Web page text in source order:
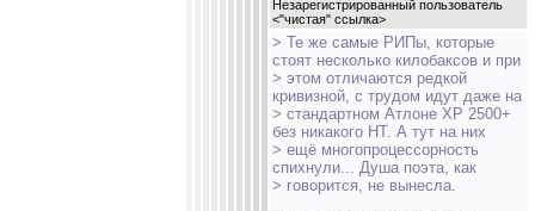
Незарегистрированный пользователь
<"чистая" ссылка>
> Те же самые РИПы, которые
стоят несколько килобаксов и при
> этом отличаются редкой
кривизной, с трудом идут даже на
> стандартном Атлоне ХР 2500+
без никакого НТ. А тут на них
> ещё многопроцессорность
спихнули... Душа поэта, как
> говорится, не вынесла.